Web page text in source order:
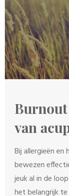
van
Bij allergieën en
bewezen
jeuk al in de
het belangrijk